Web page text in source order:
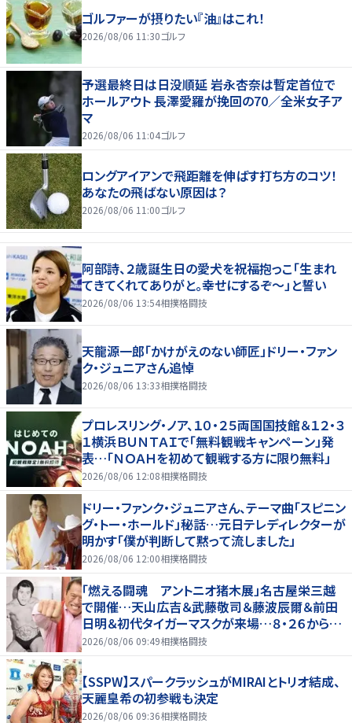
ゴルファーが摂りたい『油』はこれ！
2026/08/06 11:30ゴルフ
予選最終日は日没順延 岩永杏奈は暫定首位で
ホールアウト 長澤愛羅が挽回の70／全米女子ア
マ
2026/08/06 11:04ゴルフ
ロングアイアンで飛距離を伸ばす打ち方のコツ！
あなたの飛ばない原因は？
2026/08/06 11:00ゴルフ
阿部詩、２歳誕生日の愛犬を祝福抱っこ「生まれ
てきてくれてありがと。幸せにするぞ～」と誓い
2026/08/06 13:54相撲格闘技
天龍源一郎「かけがえのない師匠」ドリー・ファン
ク・ジュニアさん追悼
2026/08/06 13:33相撲格闘技
プロレスリング・ノア、１０・２５両国国技館＆１２・３
１横浜ＢＵＮＴＡＩで「無料観戦キャンペーン」発
表…「ＮＯＡＨを初めて観戦する方に限り無料」
2026/08/06 12:08相撲格闘技
ドリー・ファンク・ジュニアさん、テーマ曲「スピニン
グ・トー・ホールド」秘話…元日テレディレクターが
明かす「僕が判断して黙って流しました」
2026/08/06 12:00相撲格闘技
「燃える闘魂 アントニオ猪木展」名古屋栄三越
で開催…天山広吉＆武藤敬司＆藤波辰爾＆前田
日明＆初代タイガーマスクが来場…８・２６から９・
７まで
2026/08/06 09:49相撲格闘技
【SSPW】スパークラッシュがMIRAIとトリオ結成、
天麗皇希の初参戦も決定
2026/08/06 09:36相撲格闘技